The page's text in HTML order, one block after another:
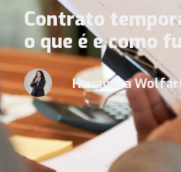
Contrato
o que é e como
Hevandra